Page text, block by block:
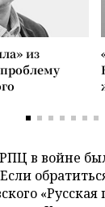
из
в войне
«Русская